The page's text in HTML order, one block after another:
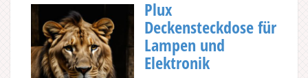
Plux
Deckensteckdose für
Lampen und
Elektronik